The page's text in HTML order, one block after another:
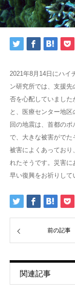
2021年8月14日にハイ
ン研究所では、支援
否を心配していまし
と、医療センター地
回の地震は、首都の
で、大きな被害がで
被害によくあっており
れたそうです。災害に
早い復興をお祈りして
前の記事
関連記事